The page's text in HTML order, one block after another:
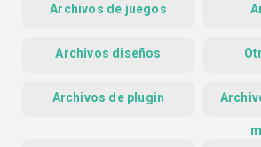
Archivos de juegos
Archivos diseños
Archivos de plugin